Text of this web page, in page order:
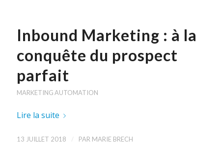
Inbound Marketing : à la
conquête du prospect
parfait
MARKETING AUTOMATION
Lire la suite
13 JUILLET 2018 PAR MARIE BRECH